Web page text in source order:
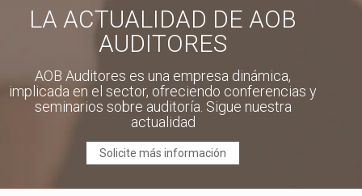
LA ACTUALIDAD DE AOB
AUDITORES
AOB Auditores es una empresa dinámica,
implicada en el sector, ofreciendo conferencias y
seminarios sobre auditoría. Sigue nuestra
actualidad
Solicite más información